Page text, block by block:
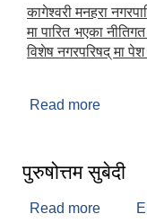
कागेश्वरी मनहरा
मा पारित भएका
विशेष नगरपरिषद् मा पेश
Read more
पुरुषोत्तम सुबेदी
Read more about